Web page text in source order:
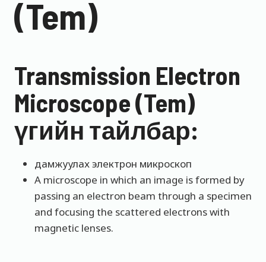
(Tem)
Transmission Electron
Microscope (Tem)
үгийн тайлбар:
дамжуулах электрон микроскоп
A microscope in which an image is formed by
passing an electron beam through a specimen
and focusing the scattered electrons with
magnetic lenses.